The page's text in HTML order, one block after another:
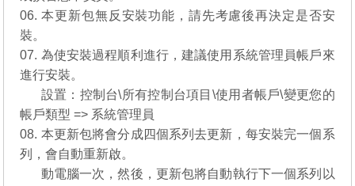
06. 本更新包無反安裝功能，請先考慮後再決定是否安
裝。
07. 為使安裝過程順利進行，建議使用系統管理員帳戶來
進行安裝。
設置：控制台\所有控制台項目\使用者帳戶\變更您的
帳戶類型 => 系統管理員
08. 本更新包將會分成四個系列去更新，每安裝完一個系
列，會自動重新啟。
動電腦一次，然後，更新包將自動執行下一個系列以